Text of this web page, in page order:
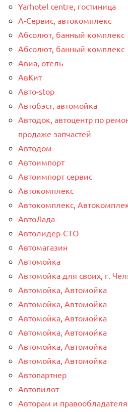
Yarhotel centre, гостиница
А-Сервис, автокомплекс
Абсолют, банный комплекс
Абсолют, банный комплекс
Авиа, отель
АвКит
Авто-stop
Автобэст, автомойка
Автодок, автоцентр по
продаже запчастей
Автодом
Автоимпорт
Автоимпорт сервис
Автокомплекс
Автокомплекс,
АвтоЛада
Автолидер-СТО
Автомагазин
Автомойка
Автомойка для своих, г.
Автомойка, Автомойка
Автомойка, Автомойка
Автомойка, Автомойка
Автомойка, Автомойка
Автомойка, Автомойка
Автомойка, Автомойка
Автопартнер
Автопилот
Авторам и